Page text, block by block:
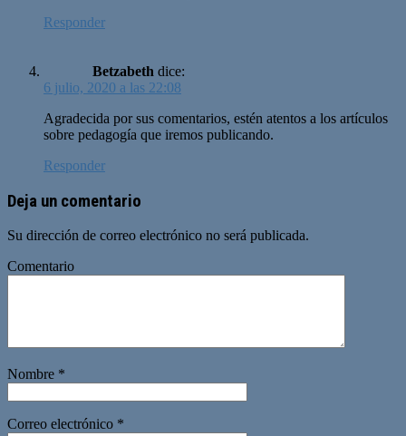
Responder
Betzabeth dice:
6 julio, 2020 a las 22:08
Agradecida por sus comentarios, estén atentos a los artículos
sobre pedagogía que iremos publicando.
Responder
Deja un comentario
Su dirección de correo electrónico no será publicada.
Comentario
Nombre *
Correo electrónico *